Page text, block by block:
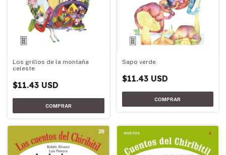
Los grillos de la montaña
celeste
$11.43 USD
Sapo verde
$11.43 USD